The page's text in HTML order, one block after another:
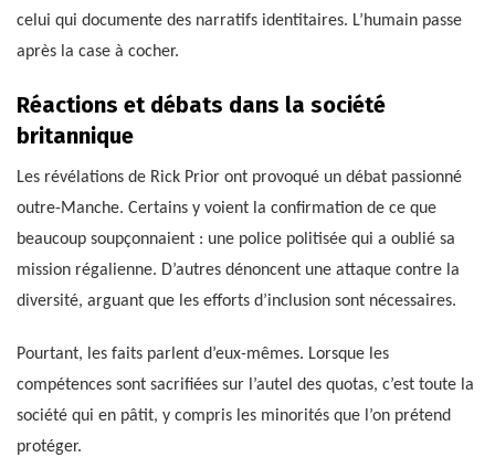
celui qui documente des narratifs identitaires. L’humain passe
après la case à cocher.
Réactions et débats dans la société
britannique
Les révélations de Rick Prior ont provoqué un débat passionné
outre-Manche. Certains y voient la confirmation de ce que
beaucoup soupçonnaient : une police politisée qui a oublié sa
mission régalienne. D’autres dénoncent une attaque contre la
diversité, arguant que les efforts d’inclusion sont nécessaires.
Pourtant, les faits parlent d’eux-mêmes. Lorsque les
compétences sont sacrifiées sur l’autel des quotas, c’est toute la
société qui en pâtit, y compris les minorités que l’on prétend
protéger.